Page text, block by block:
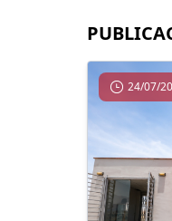
24/07/